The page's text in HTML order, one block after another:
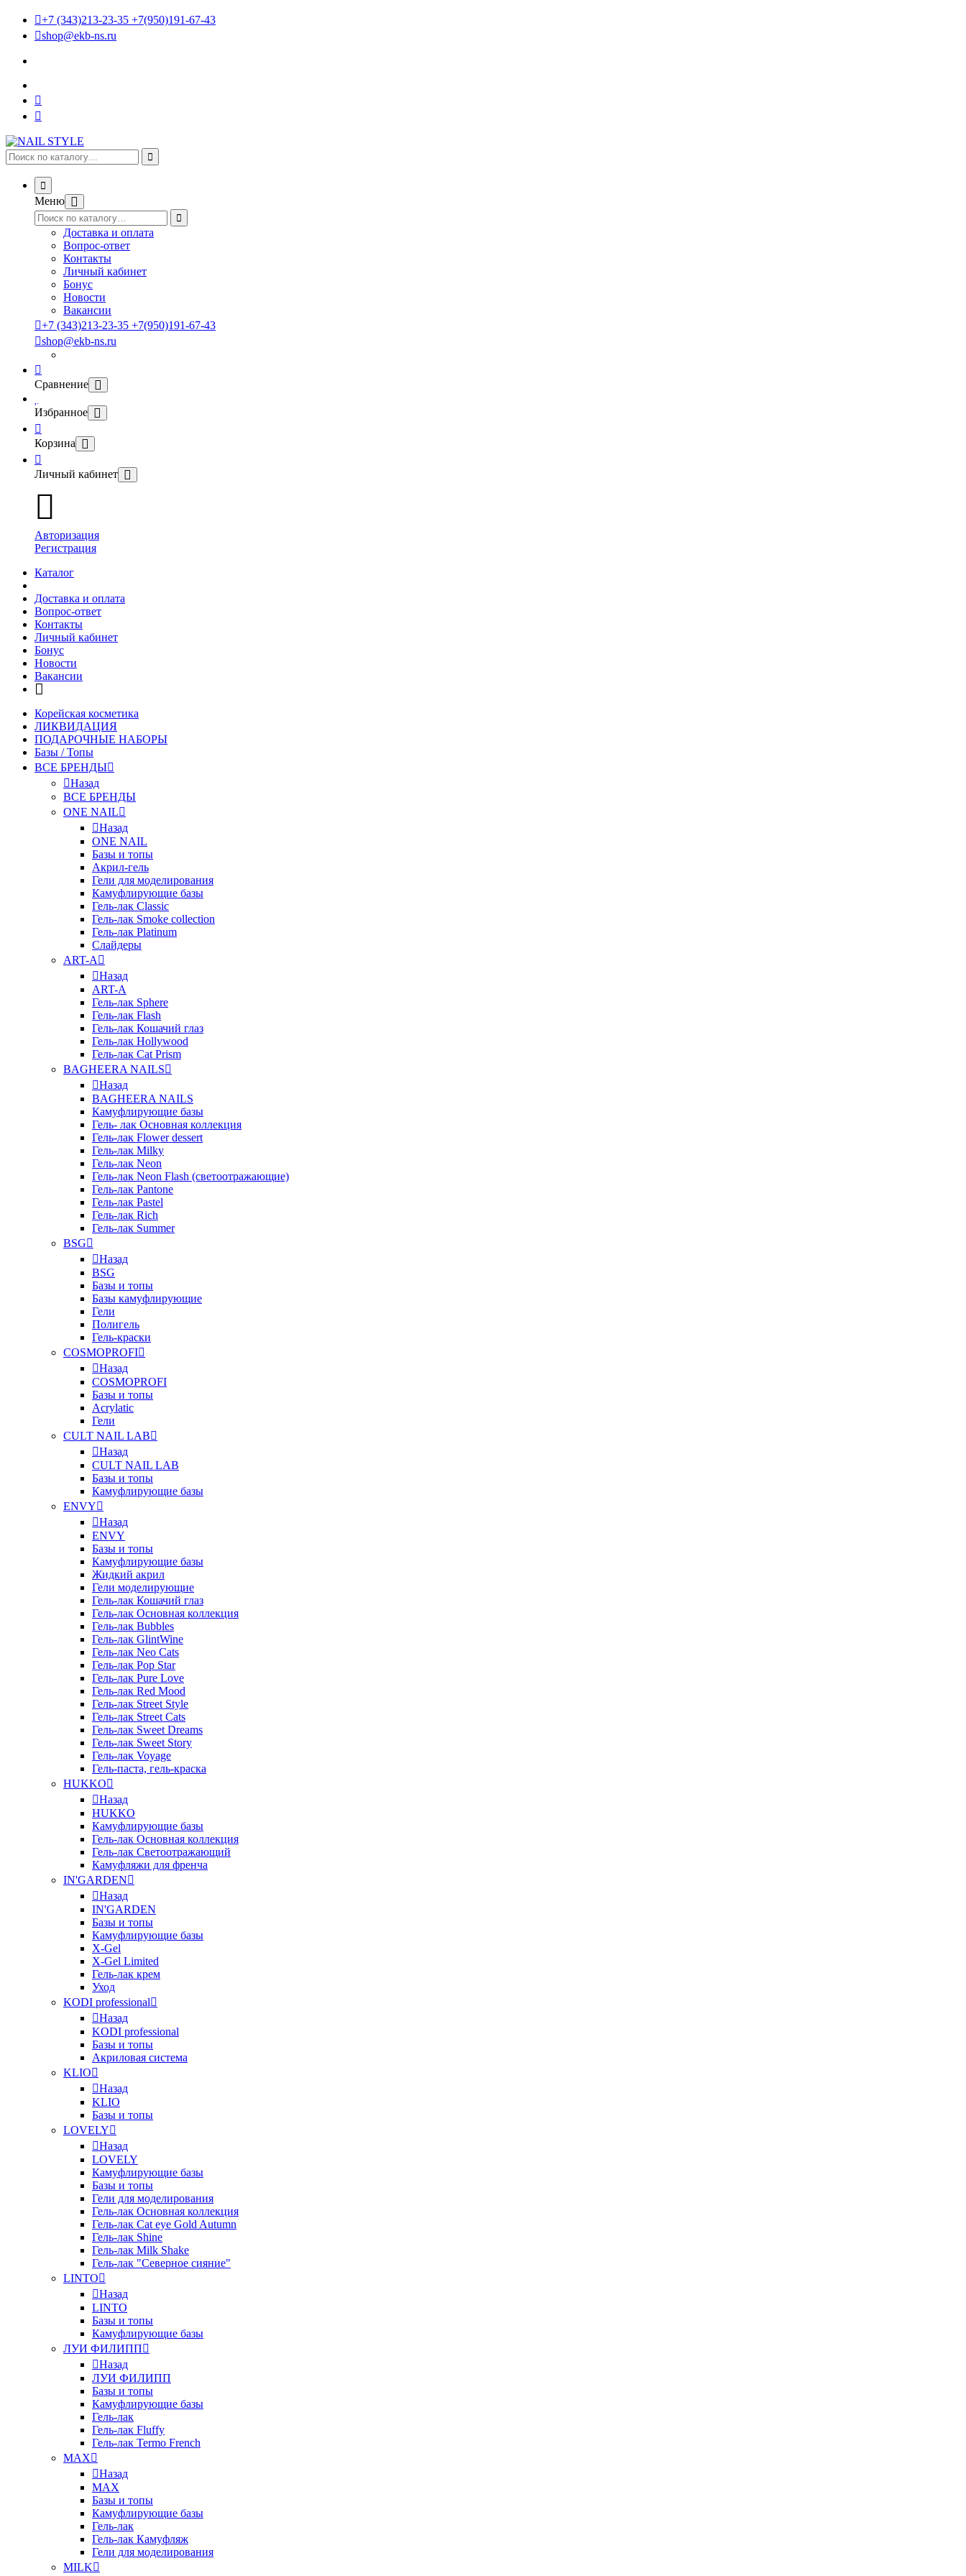
+7 (343)213-23-35 +7(950)191-67-43
shop@ekb-ns.ru
Меню
Доставка и оплата
Вопрос-ответ
Контакты
Личный кабинет
Бонус
Новости
Вакансии
+7 (343)213-23-35 +7(950)191-67-43
shop@ekb-ns.ru
Сравнение
Избранное
Корзина
Личный кабинет
Авторизация
Регистрация
Каталог
Доставка и оплата
Вопрос-ответ
Контакты
Личный кабинет
Бонус
Новости
Вакансии
Корейская косметика
ЛИКВИДАЦИЯ
ПОДАРОЧНЫЕ НАБОРЫ
Базы / Топы
ВСЕ БРЕНДЫ
Назад
ВСЕ БРЕНДЫ
ONE NAIL
Назад
ONE NAIL
Базы и топы
Акрил-гель
Гели для моделирования
Камуфлирующие базы
Гель-лак Classic
Гель-лак Smoke collection
Гель-лак Platinum
Слайдеры
ART-A
Назад
ART-A
Гель-лак Sphere
Гель-лак Flash
Гель-лак Кошачий глаз
Гель-лак Hollywood
Гель-лак Cat Prism
BAGHEERA NAILS
Назад
BAGHEERA NAILS
Камуфлирующие базы
Гель- лак Основная коллекция
Гель-лак Flower dessert
Гель-лак Milky
Гель-лак Neon
Гель-лак Neon Flash (светоотражающие)
Гель-лак Pantone
Гель-лак Pastel
Гель-лак Rich
Гель-лак Summer
BSG
Назад
BSG
Базы и топы
Базы камуфлирующие
Гели
Полигель
Гель-краски
COSMOPROFI
Назад
COSMOPROFI
Базы и топы
Acrylatic
Гели
CULT NAIL LAB
Назад
CULT NAIL LAB
Базы и топы
Камуфлирующие базы
ENVY
Назад
ENVY
Базы и топы
Камуфлирующие базы
Жидкий акрил
Гели моделирующие
Гель-лак Кошачий глаз
Гель-лак Основная коллекция
Гель-лак Bubbles
Гель-лак GlintWine
Гель-лак Neo Cats
Гель-лак Pop Star
Гель-лак Pure Love
Гель-лак Red Mood
Гель-лак Street Style
Гель-лак Street Cats
Гель-лак Sweet Dreams
Гель-лак Sweet Story
Гель-лак Voyage
Гель-паста, гель-краска
HUKKO
Назад
HUKKO
Камуфлирующие базы
Гель-лак Основная коллекция
Гель-лак Светоотражающий
Камуфляжи для френча
IN'GARDEN
Назад
IN'GARDEN
Базы и топы
Камуфлирующие базы
X-Gel
X-Gel Limited
Гель-лак крем
Уход
KODI professional
Назад
KODI professional
Базы и топы
Акриловая система
KLIO
Назад
KLIO
Базы и топы
LOVELY
Назад
LOVELY
Камуфлирующие базы
Базы и топы
Гели для моделирования
Гель-лак Основная коллекция
Гель-лак Cat eye Gold Autumn
Гель-лак Shine
Гель-лак Milk Shake
Гель-лак "Северное сияние"
LINTO
Назад
LINTO
Базы и топы
Камуфлирующие базы
ЛУИ ФИЛИПП
Назад
ЛУИ ФИЛИПП
Базы и топы
Камуфлирующие базы
Гель-лак
Гель-лак Fluffy
Гель-лак Termo French
MAX
Назад
MAX
Базы и топы
Камуфлирующие базы
Гель-лак
Гель-лак Камуфляж
Гели для моделирования
MILK